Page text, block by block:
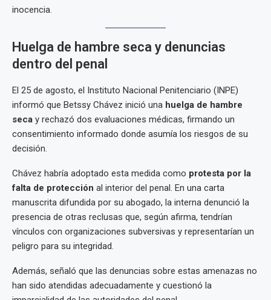
inocencia.
Huelga de hambre seca y denuncias
dentro del penal
El 25 de agosto, el Instituto Nacional Penitenciario (INPE)
informó que Betssy Chávez inició una huelga de hambre
seca y rechazó dos evaluaciones médicas, firmando un
consentimiento informado donde asumía los riesgos de su
decisión.
Chávez habría adoptado esta medida como protesta por la
falta de protección al interior del penal. En una carta
manuscrita difundida por su abogado, la interna denunció la
presencia de otras reclusas que, según afirma, tendrían
vínculos con organizaciones subversivas y representarían un
peligro para su integridad.
Además, señaló que las denuncias sobre estas amenazas no
han sido atendidas adecuadamente y cuestionó la